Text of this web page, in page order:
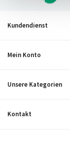
Kundendienst
Mein Konto
Unsere Kategorien
Kontakt